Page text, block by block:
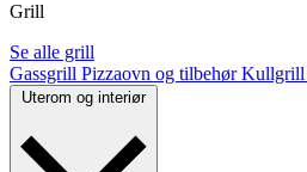
Grill
Se alle grill
Gassgrill Pizzaovn og tilbehørKullgrill
Uterom og interiør